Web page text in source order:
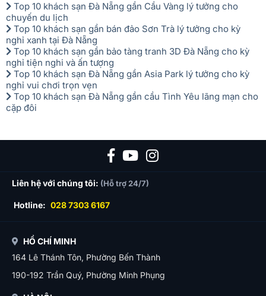
Top 10 khách sạn Đà Nẵng gần Cầu Vàng lý tưởng cho
chuyến du lịch
Top 10 khách sạn gần bán đảo Sơn Trà lý tưởng cho kỳ
nghỉ xanh tại Đà Nẵng
Top 10 khách sạn gần bảo tàng tranh 3D Đà Nẵng cho kỳ
nghỉ tiện nghi và ấn tượng
Top 10 khách sạn Đà Nẵng gần Asia Park lý tưởng cho kỳ
nghỉ vui chơi trọn vẹn
Top 10 khách sạn Đà Nẵng gần cầu Tình Yêu lãng mạn cho
cặp đôi
Liên hệ với chúng tôi: (Hỗ trợ 24/7)
Hotline: 028 7303 6167
HỒ CHÍ MINH
164 Lê Thánh Tôn, Phường Bến Thành
190-192 Trần Quý, Phường Minh Phụng